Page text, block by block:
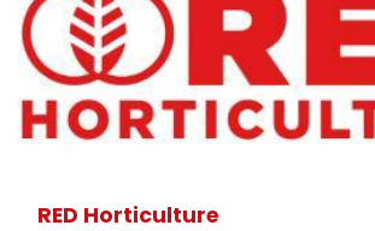
RED Horticulture